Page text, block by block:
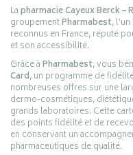
Lapharmacie Cayeux Berck –
groupementPharmabest,
reconnus en France, réputé
et son accessibilité.
Grâce àPharmabest, vous
Card, un programme de
nombreuses offres sur une
dermo-cosmétiques,
grands laboratoires. Cette
des points fidélité et de
en conservant un
pharmaceutiques de qualité.